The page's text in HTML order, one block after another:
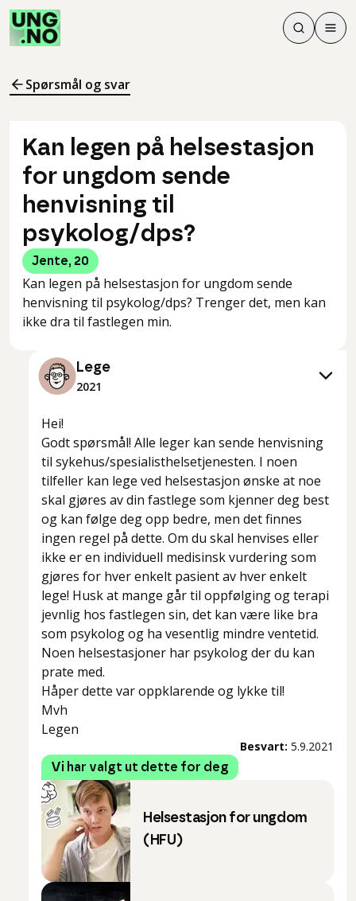
Søk
Søk
Meny
Spørsmål og svar
Kan legen på helsestasjon
for ungdom sende
henvisning til
psykolog/dps?
Jente, 20
Kan legen på helsestasjon for ungdom sende
henvisning til psykolog/dps? Trenger det, men kan
ikke dra til fastlegen min.
Lege
2021
Hei!
Godt spørsmål! Alle leger kan sende henvisning
til sykehus/spesialisthelsetjenesten. I noen
tilfeller kan lege ved helsestasjon ønske at noe
skal gjøres av din fastlege som kjenner deg best
og kan følge deg opp bedre, men det finnes
ingen regel på dette. Om du skal henvises eller
ikke er en individuell medisinsk vurdering som
gjøres for hver enkelt pasient av hver enkelt
lege! Husk at mange går til oppfølging og terapi
jevnlig hos fastlegen sin, det kan være like bra
som psykolog og ha vesentlig mindre ventetid.
Noen helsestasjoner har psykolog der du kan
prate med.
Håper dette var oppklarende og lykke til!
Mvh
Legen
Besvart: 5.9.2021
Vi har valgt ut dette for deg
Helsestasjon for ungdom
(HFU)